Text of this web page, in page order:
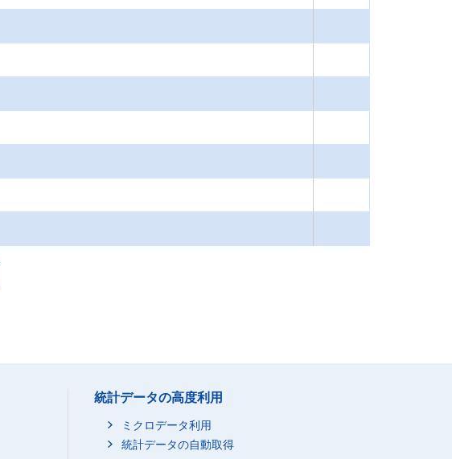
統計データの高度利用
ミクロデータ利用
統計データの自動取得